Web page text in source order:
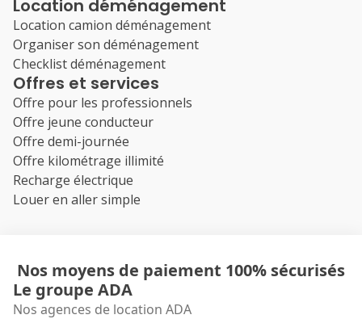
Location déménagement
Location camion déménagement
Organiser son déménagement
Checklist déménagement
Offres et services
Offre pour les professionnels
Offre jeune conducteur
Offre demi-journée
Offre kilométrage illimité
Recharge électrique
Louer en aller simple
Nos moyens de paiement 100% sécurisés
Le groupe ADA
Nos agences de location ADA